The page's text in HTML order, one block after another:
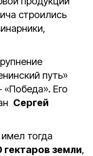
строились
путь»
Его
Сергей
тогда
гектаров земли,